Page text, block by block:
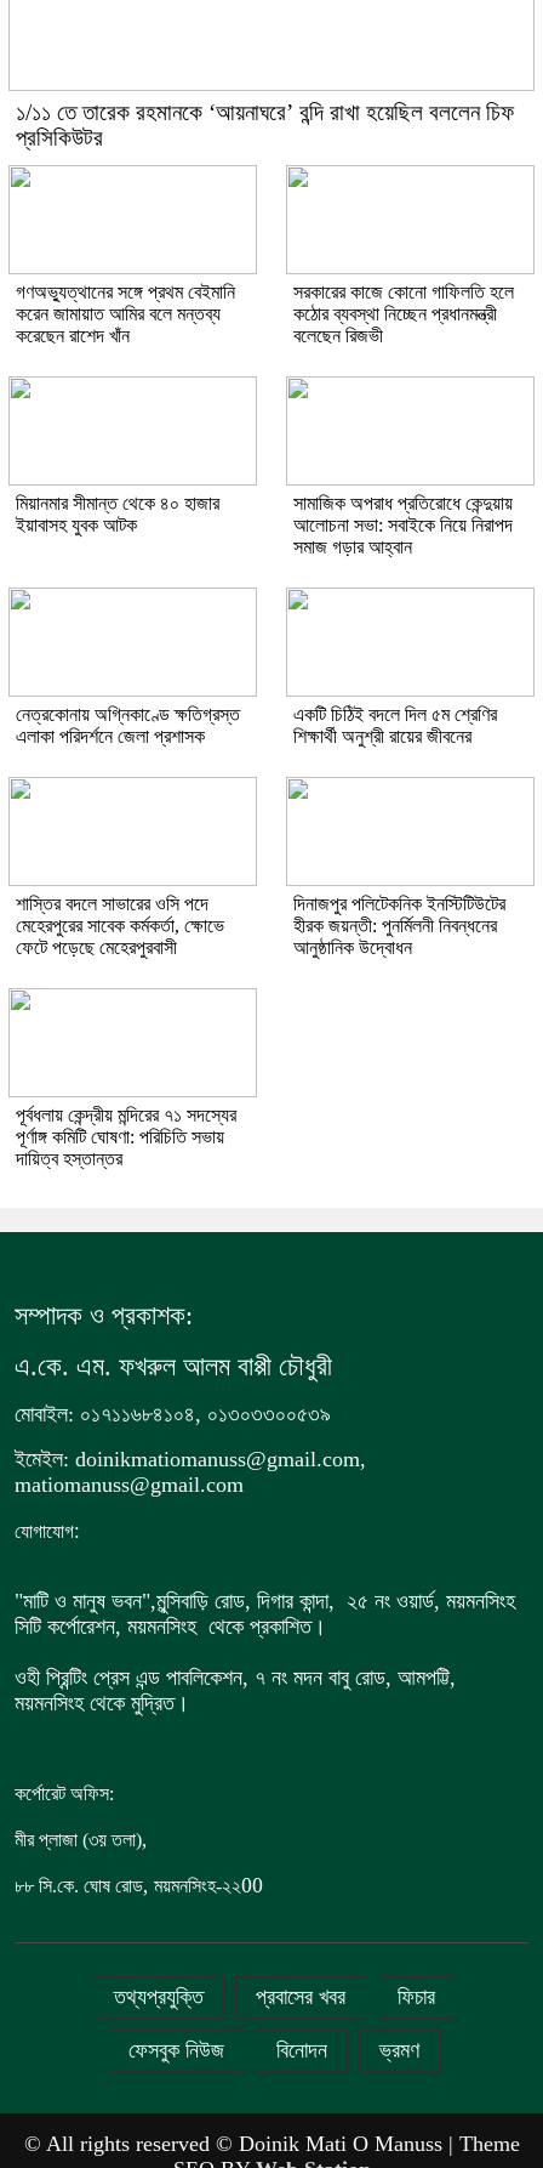
১/১১ তে তারেক রহমানকে ‘আয়নাঘরে’ বন্দি রাখা হয়েছিল বললেন চিফ
প্রসিকিউটর
গণঅভ্যুত্থানের সঙ্গে প্রথম বেইমানি
করেন জামায়াত আমির বলে মন্তব্য
করেছেন রাশেদ খাঁন
সরকারের কাজে কোনো গাফিলতি হলে
কঠোর ব্যবস্থা নিচ্ছেন প্রধানমন্ত্রী
বলেছেন রিজভী
মিয়ানমার সীমান্ত থেকে ৪০ হাজার
ইয়াবাসহ যুবক আটক
সামাজিক অপরাধ প্রতিরোধে কেন্দুয়ায়
আলোচনা সভা: সবাইকে নিয়ে নিরাপদ
সমাজ গড়ার আহ্বান
নেত্রকোনায় অগ্নিকাণ্ডে ক্ষতিগ্রস্ত
এলাকা পরিদর্শনে জেলা প্রশাসক
একটি চিঠিই বদলে দিল ৫ম শ্রেণির
শিক্ষার্থী অনুশ্রী রায়ের জীবনের
শাস্তির বদলে সাভারের ওসি পদে
মেহেরপুরের সাবেক কর্মকর্তা, ক্ষোভে
ফেটে পড়েছে মেহেরপুরবাসী
দিনাজপুর পলিটেকনিক ইনস্টিটিউটের
হীরক জয়ন্তী: পুনর্মিলনী নিবন্ধনের
আনুষ্ঠানিক উদ্বোধন
পূর্বধলায় কেন্দ্রীয় মন্দিরের ৭১ সদস্যের
পূর্ণাঙ্গ কমিটি ঘোষণা: পরিচিতি সভায়
দায়িত্ব হস্তান্তর
সম্পাদক ও প্রকাশক:
এ.কে. এম. ফখরুল আলম বাপ্পী চৌধুরী
মোবাইল: ০১৭১১৬৮৪১০৪, ০১৩০৩৩০০৫৩৯
ইমেইল: doinikmatiomanuss@gmail.com,
matiomanuss@gmail.com
যোগাযোগ:
"মাটি ও মানুষ ভবন",মুন্সিবাড়ি রোড, দিগার কান্দা, ২৫ নং ওয়ার্ড, ময়মনসিংহ
সিটি কর্পোরেশন, ময়মনসিংহ থেকে প্রকাশিত।
ওহী প্রিন্টিং প্রেস এন্ড পাবলিকেশন, ৭ নং মদন বাবু রোড, আমপট্টি,
ময়মনসিংহ থেকে মুদ্রিত।
কর্পোরেট অফিস:
মীর প্লাজা (৩য় তলা),
৮৮ সি.কে. ঘোষ রোড, ময়মনসিংহ-২২00
তথ্যপ্রযুক্তি প্রবাসের খবর ফিচার
ফেসবুক নিউজ বিনোদন ভ্রমণ
© All rights reserved © Doinik Mati O Manuss | Theme